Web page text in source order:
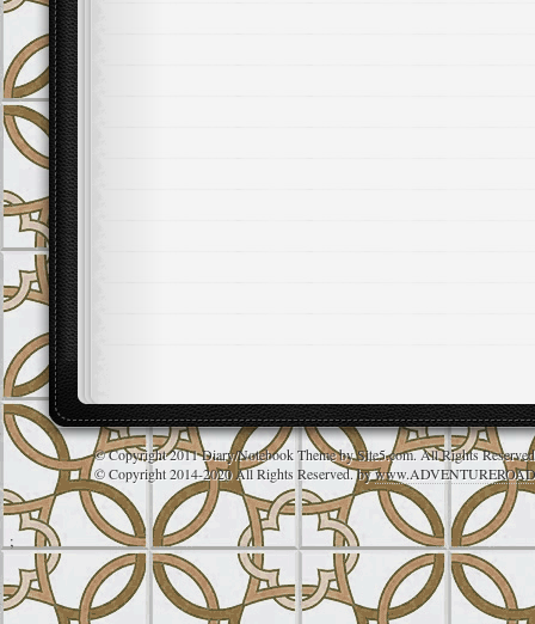
© Copyright 2011 Diary/Notebook Theme by Site5.com. All Rights
© Copyright 2014-2020 All Rights Reserved. by
;